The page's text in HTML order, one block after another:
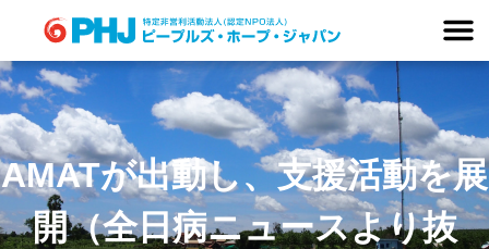
content
AMATが出動し、支援活動を展
開（全日病ニュースより抜